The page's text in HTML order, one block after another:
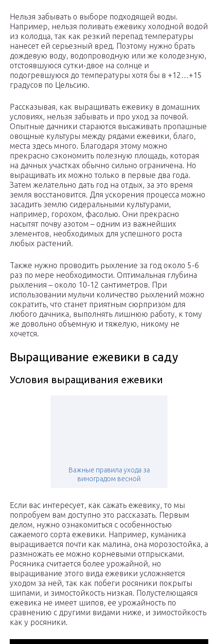
Нельзя забывать о выборе подходящей воды.
Например, нельзя поливать ежевику холодной водой
из колодца, так как резкий перепад температуры
нанесет ей серьезный вред. Поэтому нужно брать
дождевую воду, водопроводную или же колодезную,
отстоявшуюся сутки-двое на солнце и
подогревшуюся до температуры хотя бы в +12…+15
градусов по Цельсию.
Рассказывая, как выращивать ежевику в домашних
условиях, нельзя забывать и про уход за почвой.
Опытные дачники стараются высаживать пропашные
овощные культуры между рядами ежевики, благо,
места здесь много. Благодаря этому можно
прекрасно сэкономить полезную площадь, которая
на дачных участках обычно сильно ограничена. Но
выращивать их можно только в первые два года.
Затем желательно дать год на отдых, за это время
земля восстановится. Для ускорения процесса можно
засадить землю сидеральными культурами,
например, горохом, фасолью. Они прекрасно
насытят почву азотом – одним из важнейших
элементов, необходимых для успешного роста
любых растений.
Также нужно проводить рыхление за год около 5-6
раз по мере необходимости. Оптимальная глубина
рыхления – около 10-12 сантиметров. При
использовании мульчи количество рыхлений можно
сократить, что станет приятным сюрпризом для
любого дачника, выполнять лишнюю работу, к тому
же довольно объемную и тяжелую, никому не
хочется.
Выращивание ежевики в саду
Условия выращивания ежевики
Важные правила ухода за
виноградом весной
Если вас интересует, как сажать ежевику, то мы
попробуем вам доступно это рассказать. Первым
делом, нужно ознакомиться с особенностью
сажаемого сорта ежевики. Например, куманика
выращивается почти как малина, она морозостойка, а
размножать ее можно корневыми отпрысками.
Росяника считается более урожайной, но
выращивание этого вида ежевики усложняется
уходом за ней, так как побеги росяники покрыты
шипами, и зимостойкость низкая. Полустелющаяся
ежевика не имеет шипов, ее урожайность по
сравнению с другими видами ниже, и зимостойкость
как у росяники.